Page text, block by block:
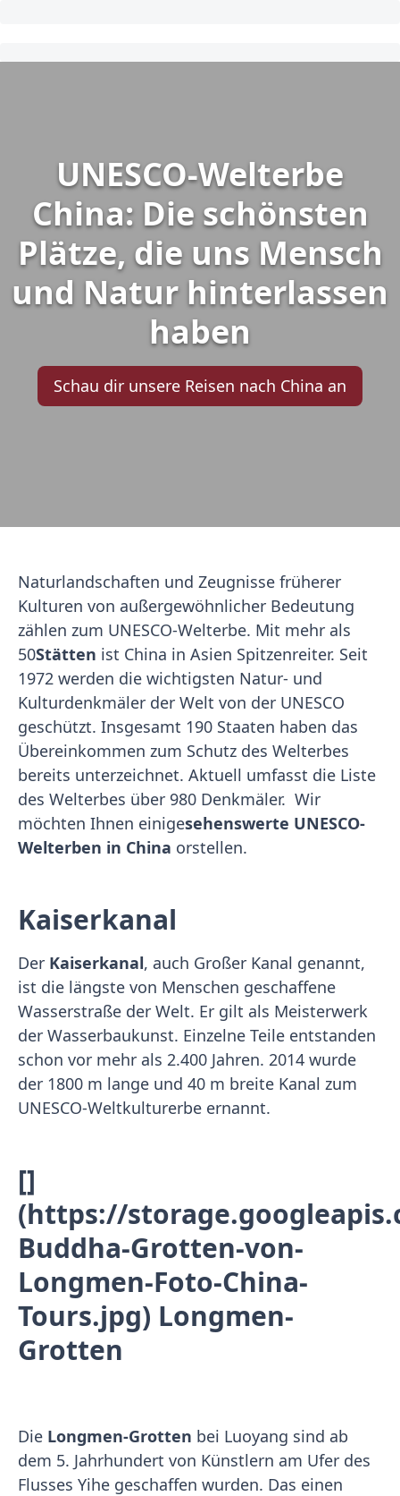
UNESCO-Welterbe
China: Die schönsten
Plätze, die uns Mensch
und Natur hinterlassen
haben
Schau dir unsere Reisen nach China an
Naturlandschaften und Zeugnisse früherer
Kulturen von außergewöhnlicher Bedeutung
zählen zum UNESCO-Welterbe. Mit mehr als
50Stätten ist China in Asien Spitzenreiter. Seit
1972 werden die wichtigsten Natur- und
Kulturdenkmäler der Welt von der UNESCO
geschützt. Insgesamt 190 Staaten haben das
Übereinkommen zum Schutz des Welterbes
bereits unterzeichnet. Aktuell umfasst die Liste
des Welterbes über 980 Denkmäler. Wir
möchten Ihnen einigesehenswerte UNESCO-
Welterben in China orstellen.
Kaiserkanal
Der Kaiserkanal, auch Großer Kanal genannt,
ist die längste von Menschen geschaffene
Wasserstraße der Welt. Er gilt als Meisterwerk
der Wasserbaukunst. Einzelne Teile entstanden
schon vor mehr als 2.400 Jahren. 2014 wurde
der 1800 m lange und 40 m breite Kanal zum
UNESCO-Weltkulturerbe ernannt.
[]
(https://
Buddha-Grotten-von-
Longmen-Foto-China-
Tours.jpg) Longmen-
Grotten
Die Longmen-Grotten bei Luoyang sind ab
dem 5. Jahrhundert von Künstlern am Ufer des
Flusses Yihe geschaffen wurden. Das einen